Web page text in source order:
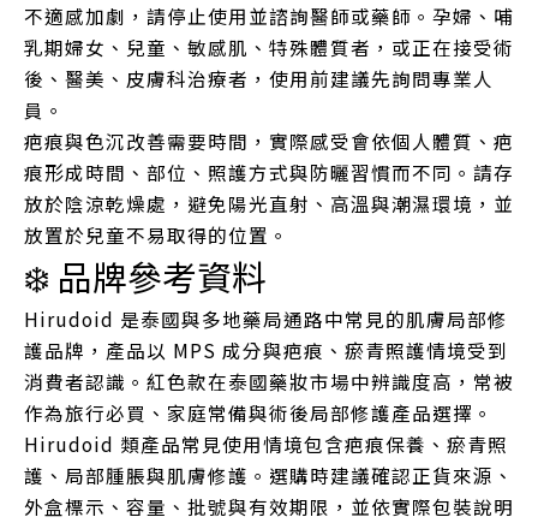
不適感加劇，請停止使用並諮詢醫師或藥師。孕婦、哺
乳期婦女、兒童、敏感肌、特殊體質者，或正在接受術
後、醫美、皮膚科治療者，使用前建議先詢問專業人
員。
疤痕與色沉改善需要時間，實際感受會依個人體質、疤
痕形成時間、部位、照護方式與防曬習慣而不同。請存
放於陰涼乾燥處，避免陽光直射、高溫與潮濕環境，並
放置於兒童不易取得的位置。
❄️ 品牌參考資料
Hirudoid 是泰國與多地藥局通路中常見的肌膚局部修
護品牌，產品以 MPS 成分與疤痕、瘀青照護情境受到
消費者認識。紅色款在泰國藥妝市場中辨識度高，常被
作為旅行必買、家庭常備與術後局部修護產品選擇。
Hirudoid 類產品常見使用情境包含疤痕保養、瘀青照
護、局部腫脹與肌膚修護。選購時建議確認正貨來源、
外盒標示、容量、批號與有效期限，並依實際包裝說明